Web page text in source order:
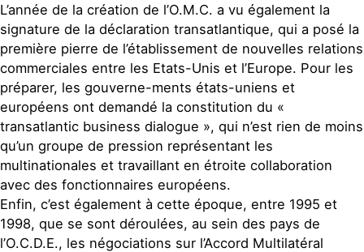
L’année de la création de l’O.M.C. a vu également la
signature de la déclaration transatlantique, qui a posé la
première pierre de l’établissement de nouvelles relations
commerciales entre les Etats-Unis et l’Europe. Pour les
préparer, les gouverne-ments états-uniens et
européens ont demandé la constitution du «
transatlantic business dialogue », qui n’est rien de moins
qu’un groupe de pression représentant les
multinationales et travaillant en étroite collaboration
avec des fonctionnaires européens.
Enfin, c’est également à cette époque, entre 1995 et
1998, que se sont déroulées, au sein des pays de
l’O.C.D.E., les négociations sur l’Accord Multilatéral